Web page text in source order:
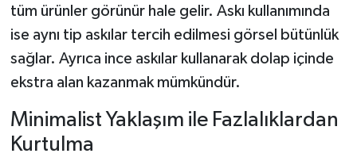
tüm ürünler görünür hale gelir. Askı kullanımında
ise aynı tip askılar tercih edilmesi görsel bütünlük
sağlar. Ayrıca ince askılar kullanarak dolap içinde
ekstra alan kazanmak mümkündür.
Minimalist Yaklaşım ile Fazlalıklardan
Kurtulma